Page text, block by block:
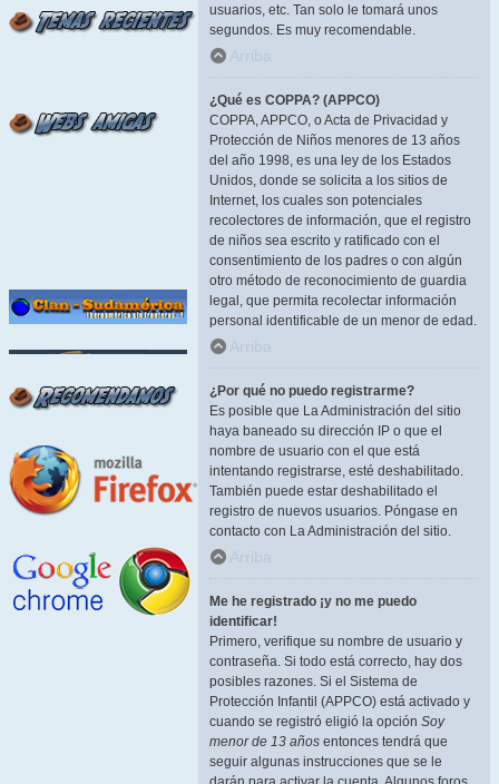
usuarios, etc. Tan solo le tomará unos
segundos. Es muy recomendable.
Arriba
¿Qué es COPPA? (APPCO)
COPPA, APPCO, o Acta de Privacidad y
Protección de Niños menores de 13 años
del año 1998, es una ley de los Estados
Unidos, donde se solicita a los sitios de
Internet, los cuales son potenciales
recolectores de información, que el registro
de niños sea escrito y ratificado con el
consentimiento de los padres o con algún
otro método de reconocimiento de guardia
legal, que permita recolectar información
personal identificable de un menor de edad.
Arriba
¿Por qué no puedo registrarme?
Es posible que La Administración del sitio
haya baneado su dirección IP o que el
nombre de usuario con el que está
intentando registrarse, esté deshabilitado.
También puede estar deshabilitado el
registro de nuevos usuarios. Póngase en
contacto con La Administración del sitio.
Arriba
Me he registrado ¡y no me puedo
identificar!
Primero, verifique su nombre de usuario y
contraseña. Si todo está correcto, hay dos
posibles razones. Si el Sistema de
Protección Infantil (APPCO) está activado y
cuando se registró eligió la opción Soy
menor de 13 años entonces tendrá que
seguir algunas instrucciones que se le